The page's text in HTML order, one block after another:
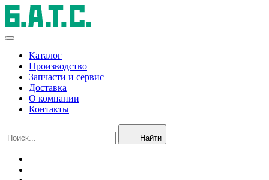
Каталог
Производство
Запчасти и сервис
Доставка
О компании
Контакты
Найти